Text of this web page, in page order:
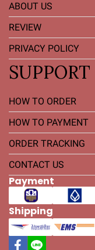
ABOUT US
REVIEW
PRIVACY POLICY
SUPPORT
HOW TO ORDER
HOW TO PAYMENT
ORDER TRACKING
CONTACT US
Payment
Shipping